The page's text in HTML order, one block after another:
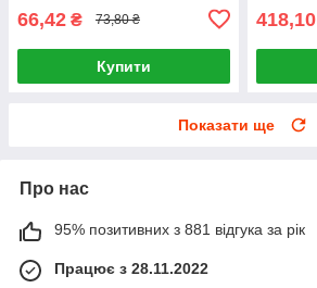
66,42 ₴ 73,80 ₴
Купити
418,10
Показати ще
Про нас
95% позитивних з 881 відгука за рік
Працює з 28.11.2022